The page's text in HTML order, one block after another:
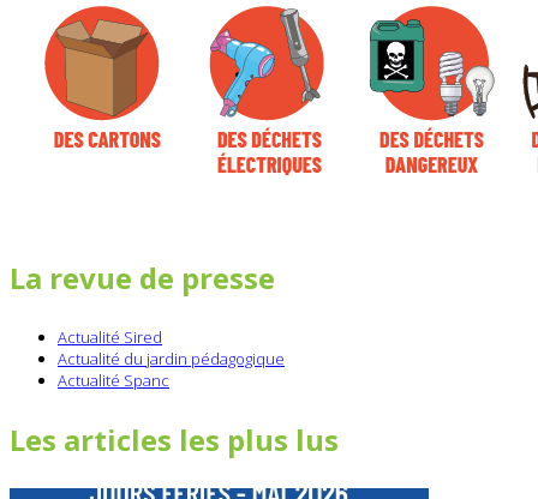
La revue de presse
Actualité Sired
Actualité du jardin pédagogique
Actualité Spanc
Les articles les plus lus